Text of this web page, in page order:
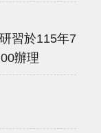
習於115年7
辦理